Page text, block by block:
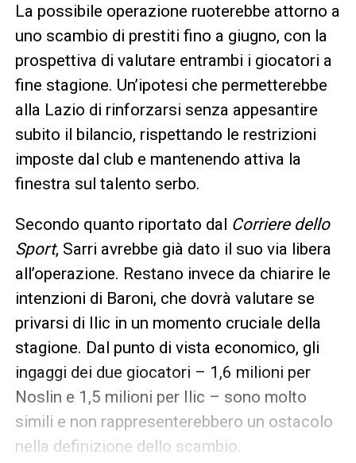
La possibile operazione ruoterebbe attorno a
uno scambio di prestiti fino a giugno, con la
prospettiva di valutare entrambi i giocatori a
fine stagione. Un’ipotesi che permetterebbe
alla Lazio di rinforzarsi senza appesantire
subito il bilancio, rispettando le restrizioni
imposte dal club e mantenendo attiva la
finestra sul talento serbo.
Secondo quanto riportato dal Corriere dello
Sport, Sarri avrebbe già dato il suo via libera
all’operazione. Restano invece da chiarire le
intenzioni di Baroni, che dovrà valutare se
privarsi di Ilic in un momento cruciale della
stagione. Dal punto di vista economico, gli
ingaggi dei due giocatori – 1,6 milioni per
Noslin e 1,5 milioni per Ilic – sono molto
simili e non rappresenterebbero un ostacolo
nella definizione dello scambio.